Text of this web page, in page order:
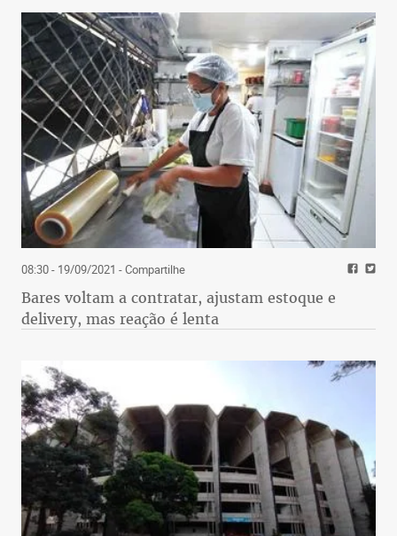
08:30 - 19/09/2021 - Compartilhe
Bares voltam a contratar, ajustam estoque e
delivery, mas reação é lenta